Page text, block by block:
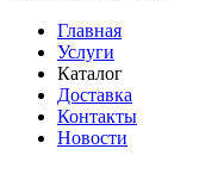
Главная
Услуги
Каталог
Доставка
Контакты
Новости